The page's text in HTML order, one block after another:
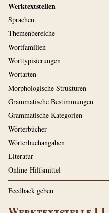
Werktextstellen
Sprachen
Themenbereiche
Wortfamilien
Worttypisierungen
Wortarten
Morphologische Strukturen
Grammatische Bestimmungen
Grammatische Kategorien
Wörterbücher
Wörterbuchangaben
Literatur
Online-Hilfsmittel
Feedback geben